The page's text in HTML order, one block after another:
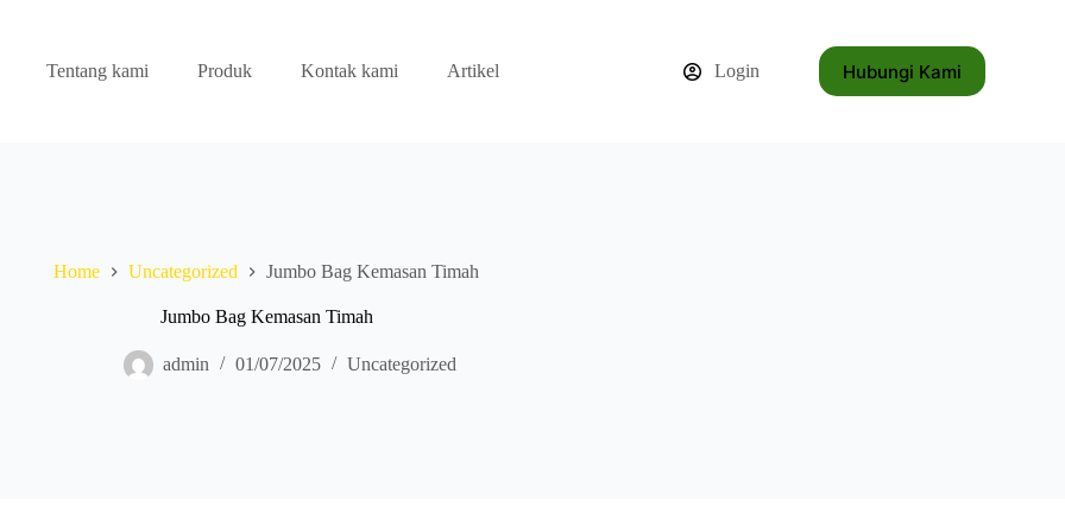
Tentang kami Produk Kontak kami Artikel Login Hubungi Kami
Home Uncategorized Jumbo Bag Kemasan Timah
Jumbo Bag Kemasan Timah
admin 01/07/2025 Uncategorized